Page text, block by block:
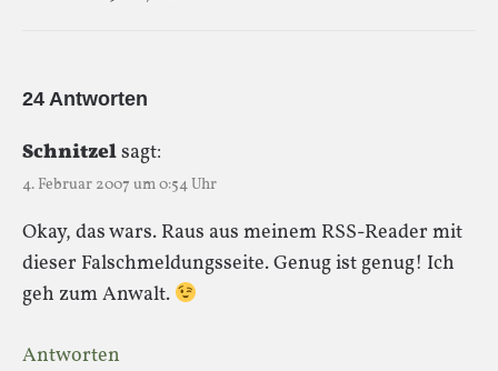
24 Antworten
Schnitzelsagt:
4. Februar 2007 um 0:54 Uhr
Okay, das wars. Raus aus meinem RSS-Reader mit
dieser Falschmeldungsseite. Genug ist genug! Ich
geh zum Anwalt.
Antworten